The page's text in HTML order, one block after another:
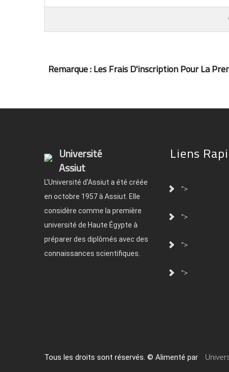
Remarque : Les Frais D'inscription Pour La
Université
Assiut
L'Université d'Assiut a été créée
en octobre 1957 à Assiut. Elle
considère comme la première
université de Haute Égypte à
préparer des diplômés avec des
connaissances scientifiques.
Liens
">
">
">
">
Tous les droits sont réservés. © Alimenté par